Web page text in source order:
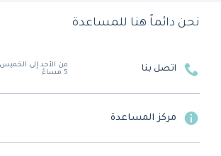
نحن دائماً هنا للمساعدة
اتصل بنا
5 مساءً
مركز المساعدة